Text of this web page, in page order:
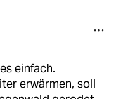
einfach.
erwärmen, soll